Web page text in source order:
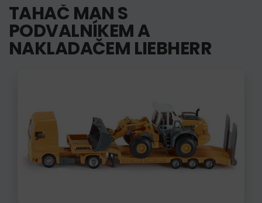
TAHAČ MAN S
PODVALNÍKEM A
NAKLADAČEM LIEBHERR